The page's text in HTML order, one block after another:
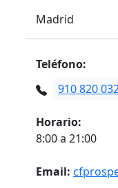
Madrid
Teléfono:
910 820
Horario:
8:00 a 21:00
Email: